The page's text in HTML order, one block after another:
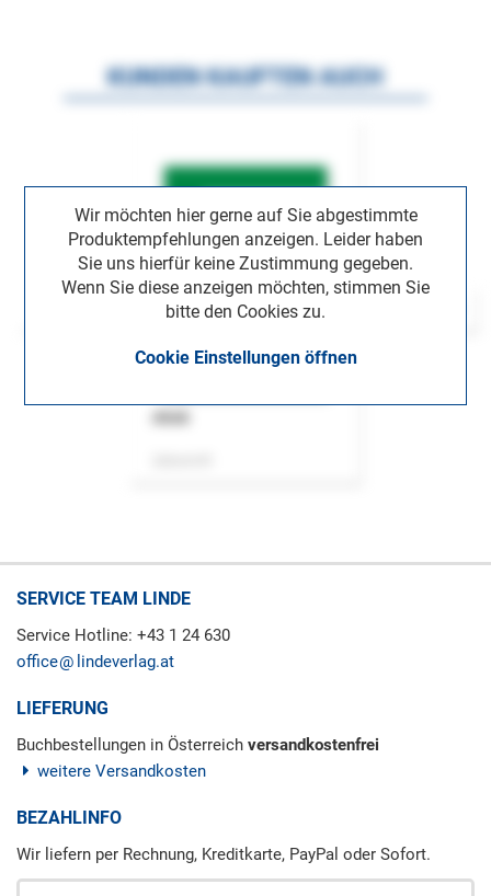
Wir möchten hier gerne auf Sie abgestimmte
Produktempfehlungen anzeigen. Leider haben
Sie uns hierfür keine Zustimmung gegeben.
Wenn Sie diese anzeigen möchten, stimmen Sie
bitte den Cookies zu.
Cookie Einstellungen öffnen
KUNDEN KAUFTEN AUCH
SERVICE TEAM LINDE
Service Hotline: +43 1 24 630
office
lindeverlag.at
LIEFERUNG
Buchbestellungen in Österreich versandkostenfrei
weitere Versandkosten
BEZAHLINFO
Wir liefern per Rechnung, Kreditkarte, PayPal oder Sofort.